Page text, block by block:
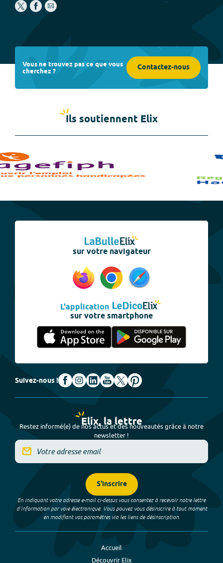
Vous ne trouvez pas ce que vous
cherchez ? Contactez-nous
Ils soutiennent Elix
sur votre navigateur
L'application
sur votre smartphone
Suivez-nous !
Elix, la lettre
Restez informé(e) de nos actus et des nouveautés grâce à notre
newsletter !
S'inscrire
En indiquant votre adresse e-mail ci-dessus vous consentez à recevoir notre lettre
d’information par voie électronique. Vous pouvez vous désinscrire à tout moment
en modifiant vos paramètres via les liens de désinscription.
Accueil
Découvrir Elix